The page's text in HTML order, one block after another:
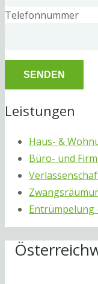
Telefonnummer
Leistungen
Haus- &
Büro- und
Entrümpelung